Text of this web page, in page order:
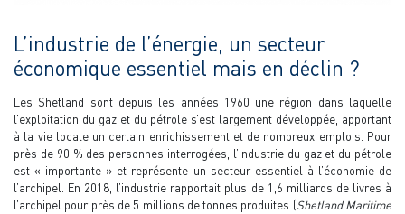
L’industrie de l’énergie, un secteur
économique essentiel mais en déclin ?
Les Shetland sont depuis les années 1960 une région dans laquelle
l’exploitation du gaz et du pétrole s’est largement développée, apportant
à la vie locale un certain enrichissement et de nombreux emplois. Pour
près de 90 % des personnes interrogées, l’industrie du gaz et du pétrole
est « importante » et représente un secteur essentiel à l’économie de
l’archipel. En 2018, l’industrie rapportait plus de 1,6 milliards de livres à
l’archipel pour près de 5 millions de tonnes produites (Shetland Maritime